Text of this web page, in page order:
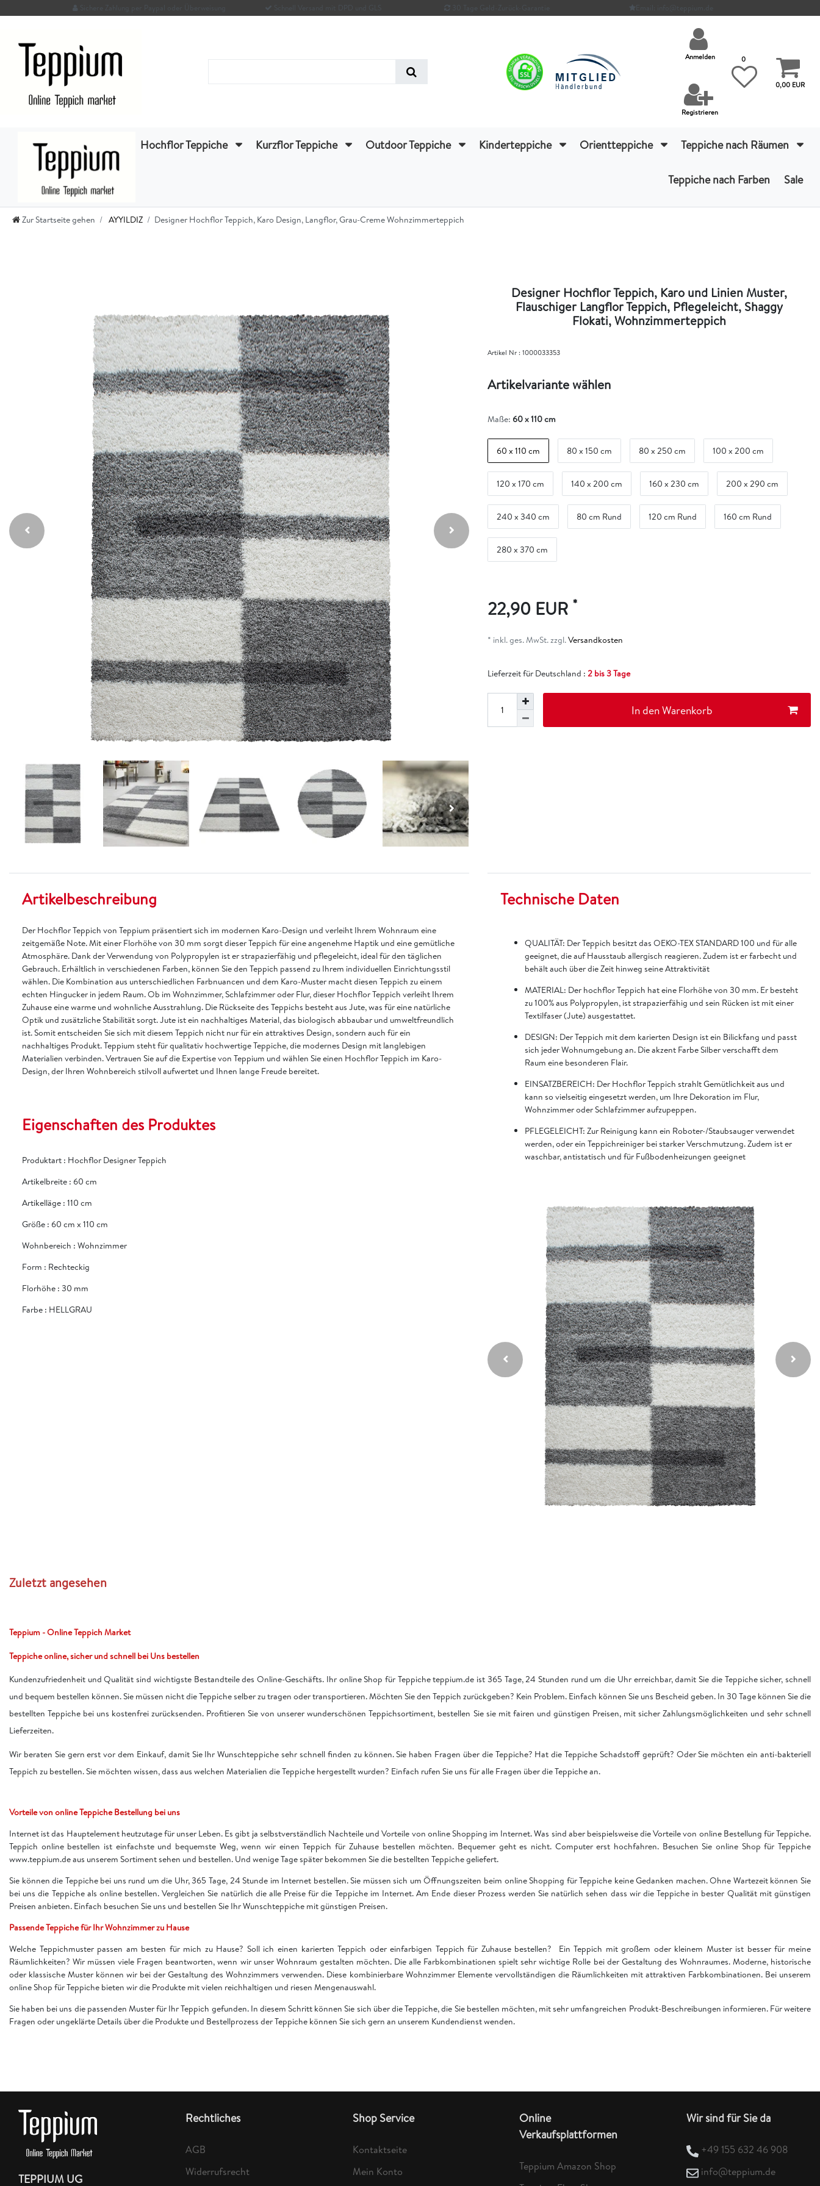
Sichere Zahlung per Paypal oder Überweisung Schnell Versand mit DPD und GLS 30 Tage Geld-Zurück-Garantie Email: info@teppium.de
Anmelden
Registrieren
0
0,00 EUR
Hochflor Teppiche Kurzflor Teppiche Outdoor Teppiche Kinderteppiche Orientteppiche Teppiche nach Räumen
Teppiche nach Farben Sale
Zur Startseite gehen AYYILDIZ Designer Hochflor Teppich, Karo Design, Langflor, Grau-Creme Wohnzimmerteppich
Designer Hochflor Teppich, Karo und Linien Muster,
Flauschiger Langflor Teppich, Pflegeleicht, Shaggy
Flokati, Wohnzimmerteppich
Artikel Nr :1000033353
Artikelvariante wählen
Maße: 60 x 110 cm
60 x 110 cm 80 x 150 cm 80 x 250 cm 100 x 200 cm
120 x 170 cm 140 x 200 cm 160 x 230 cm 200 x 290 cm
240 x 340 cm 80 cm Rund 120 cm Rund 160 cm Rund
280 x 370 cm
22,90 EUR *
* inkl. ges. MwSt. zzgl.Versandkosten
Lieferzeit für Deutschland : 2 bis 3 Tage
In den Warenkorb
Artikelbeschreibung
Der Hochflor Teppich von Teppium präsentiert sich im modernen Karo-Design und verleiht Ihrem Wohnraum eine
zeitgemäße Note. Mit einer Florhöhe von 30 mm sorgt dieser Teppich für eine angenehme Haptik und eine gemütliche
Atmosphäre. Dank der Verwendung von Polypropylen ist er strapazierfähig und pflegeleicht, ideal für den täglichen
Gebrauch. Erhältlich in verschiedenen Farben, können Sie den Teppich passend zu Ihrem individuellen Einrichtungsstil
wählen. Die Kombination aus unterschiedlichen Farbnuancen und dem Karo-Muster macht diesen Teppich zu einem
echten Hingucker in jedem Raum. Ob im Wohnzimmer, Schlafzimmer oder Flur, dieser Hochflor Teppich verleiht Ihrem
Zuhause eine warme und wohnliche Ausstrahlung. Die Rückseite des Teppichs besteht aus Jute, was für eine natürliche
Optik und zusätzliche Stabilität sorgt. Jute ist ein nachhaltiges Material, das biologisch abbaubar und umweltfreundlich
ist. Somit entscheiden Sie sich mit diesem Teppich nicht nur für ein attraktives Design, sondern auch für ein
nachhaltiges Produkt. Teppium steht für qualitativ hochwertige Teppiche, die modernes Design mit langlebigen
Materialien verbinden. Vertrauen Sie auf die Expertise von Teppium und wählen Sie einen Hochflor Teppich im Karo-
Design, der Ihren Wohnbereich stilvoll aufwertet und Ihnen lange Freude bereitet.
Eigenschaften des Produktes
Produktart : Hochflor Designer Teppich
Artikelbreite : 60 cm
Artikelläge : 110 cm
Größe : 60 cm x 110 cm
Wohnbereich : Wohnzimmer
Form : Rechteckig
Florhöhe : 30 mm
Farbe : HELLGRAU
Technische Daten
QUALITÄT: Der Teppich besitzt das OEKO-TEX STANDARD 100 und für alle
geeignet, die auf Hausstaub allergisch reagieren. Zudem ist er farbecht und
behält auch über die Zeit hinweg seine Attraktivität
MATERIAL: Der hochflor Teppich hat eine Florhöhe von 30 mm. Er besteht
zu 100% aus Polypropylen, ist strapazierfähig und sein Rücken ist mit einer
Textilfaser (Jute) ausgestattet.
DESIGN: Der Teppich mit dem karierten Design ist ein Bilickfang und passt
sich jeder Wohnumgebung an. Die akzent Farbe Silber verschafft dem
Raum eine besonderen Flair.
EINSATZBEREICH: Der Hochflor Teppich strahlt Gemütlichkeit aus und
kann so vielseitig eingesetzt werden, um Ihre Dekoration im Flur,
Wohnzimmer oder Schlafzimmer aufzupeppen.
PFLEGELEICHT: Zur Reinigung kann ein Roboter-/Staubsauger verwendet
werden, oder ein Teppichreiniger bei starker Verschmutzung. Zudem ist er
waschbar, antistatisch und für Fußbodenheizungen geeignet
Zuletzt angesehen
Teppium - Online Teppich Market
Teppiche online, sicher und schnell bei Uns bestellen
Kundenzufriedenheit und Qualität sind wichtigste Bestandteile des Online-Geschäfts. Ihr online Shop für Teppiche teppium.de ist 365 Tage, 24 Stunden rund um die Uhr erreichbar, damit Sie die Teppiche sicher, schnell
und bequem bestellen können. Sie müssen nicht die Teppiche selber zu tragen oder transportieren. Möchten Sie den Teppich zurückgeben? Kein Problem. Einfach können Sie uns Bescheid geben. In 30 Tage können Sie die
bestellten Teppiche bei uns kostenfrei zurücksenden. Profitieren Sie von unserer wunderschönen Teppichsortiment, bestellen Sie sie mit fairen und günstigen Preisen, mit sicher Zahlungsmöglichkeiten und sehr schnell
Lieferzeiten.
Wir beraten Sie gern erst vor dem Einkauf, damit Sie Ihr Wunschteppiche sehr schnell finden zu können. Sie haben Fragen über die Teppiche? Hat die Teppiche Schadstoff geprüft? Oder Sie möchten ein anti-bakteriell
Teppich zu bestellen. Sie möchten wissen, dass aus welchen Materialien die Teppiche hergestellt wurden? Einfach rufen Sie uns für alle Fragen über die Teppiche an.
Vorteile von online Teppiche Bestellung bei uns
Internet ist das Hauptelement heutzutage für unser Leben. Es gibt ja selbstverständlich Nachteile und Vorteile von online Shopping im Internet. Was sind aber beispielsweise die Vorteile von online Bestellung für Teppiche.
Teppich online bestellen ist einfachste und bequemste Weg, wenn wir einen Teppich für Zuhause bestellen möchten. Bequemer geht es nicht. Computer erst hochfahren. Besuchen Sie online Shop für Teppiche
www.teppium.de aus unserem Sortiment sehen und bestellen. Und wenige Tage später bekommen Sie die bestellten Teppiche geliefert.
Sie können die Teppiche bei uns rund um die Uhr, 365 Tage, 24 Stunde im Internet bestellen. Sie müssen sich um Öffnungszeiten beim online Shopping für Teppiche keine Gedanken machen. Ohne Wartezeit können Sie
bei uns die Teppiche als online bestellen. Vergleichen Sie natürlich die alle Preise für die Teppiche im Internet. Am Ende dieser Prozess werden Sie natürlich sehen dass wir die Teppiche in bester Qualität mit günstigen
Preisen anbieten. Einfach besuchen Sie uns und bestellen Sie Ihr Wunschteppiche mit günstigen Preisen.
Passende Teppiche für Ihr Wohnzimmer zu Hause
Welche Teppichmuster passen am besten für mich zu Hause? Soll ich einen karierten Teppich oder einfarbigen Teppich für Zuhause bestellen? Ein Teppich mit großem oder kleinem Muster ist besser für meine
Räumlichkeiten? Wir müssen viele Fragen beantworten, wenn wir unser Wohnraum gestalten möchten. Die alle Farbkombinationen spielt sehr wichtige Rolle bei der Gestaltung des Wohnraumes. Moderne, historische
oder klassische Muster können wir bei der Gestaltung des Wohnzimmers verwenden. Diese kombinierbare Wohnzimmer Elemente vervollständigen die Räumlichkeiten mit attraktiven Farbkombinationen. Bei unserem
online Shop für Teppiche bieten wir die Produkte mit vielen reichhaltigen und riesen Mengenauswahl.
Sie haben bei uns die passenden Muster für Ihr Teppich gefunden. In diesem Schritt können Sie sich über die Teppiche, die Sie bestellen möchten, mit sehr umfangreichen Produkt-Beschreibungen informieren. Für weitere
Fragen oder ungeklärte Details über die Produkte und Bestellprozess der Teppiche können Sie sich gern an unserem Kundendienst wenden.
TEPPIUM UG
Rechtliches
AGB
Widerrufsrecht
Shop Service
Kontaktseite
Mein Konto
Online
Verkaufsplattformen
Teppium Amazon Shop
Wir sind für Sie da
+49 155 632 46 908
info@teppium.de